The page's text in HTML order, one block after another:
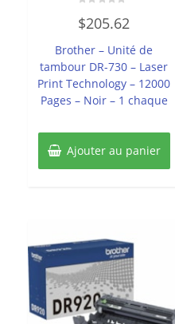
0
sur
$205.62
Brother – Unité de
tambour DR-730 – Laser
Print Technology – 12000
Pages – Noir – 1 chaque
Ajouter au panier